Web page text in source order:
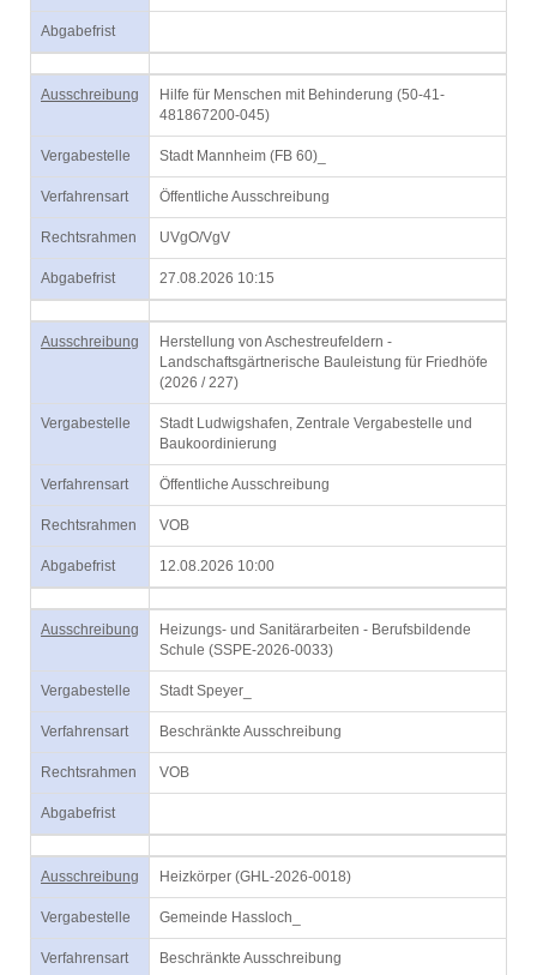
Abgabefrist
Ausschreibung
Hilfe für Menschen mit Behinderung (50-41-
481867200-045)
Vergabestelle Stadt Mannheim (FB 60)_
Verfahrensart Öffentliche Ausschreibung
Rechtsrahmen UVgO/VgV
Abgabefrist 27.08.2026 10:15
Ausschreibung
Herstellung von Aschestreufeldern -
Landschaftsgärtnerische Bauleistung für Friedhöfe
(2026 / 227)
Vergabestelle
Stadt Ludwigshafen, Zentrale Vergabestelle und
Baukoordinierung
Verfahrensart Öffentliche Ausschreibung
Rechtsrahmen VOB
Abgabefrist 12.08.2026 10:00
Ausschreibung
Heizungs- und Sanitärarbeiten - Berufsbildende
Schule (SSPE-2026-0033)
Vergabestelle Stadt Speyer_
Verfahrensart Beschränkte Ausschreibung
Rechtsrahmen VOB
Abgabefrist
Ausschreibung Heizkörper (GHL-2026-0018)
Vergabestelle Gemeinde Hassloch_
Verfahrensart Beschränkte Ausschreibung